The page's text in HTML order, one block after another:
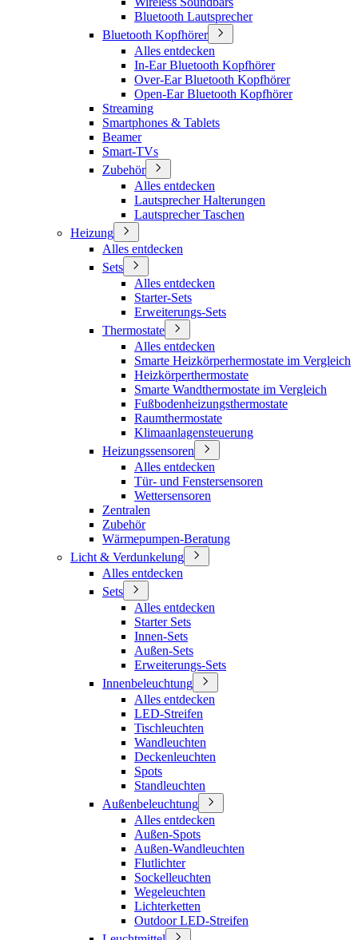
Bluetooth Lautsprecher
Bluetooth Kopfhörer
Alles entdecken
In-Ear Bluetooth Kopfhörer
Over-Ear Bluetooth Kopfhörer
Open-Ear Bluetooth Kopfhörer
Streaming
Smartphones & Tablets
Beamer
Smart-TVs
Zubehör
Alles entdecken
Lautsprecher Halterungen
Lautsprecher Taschen
Heizung
Alles entdecken
Sets
Alles entdecken
Starter-Sets
Erweiterungs-Sets
Thermostate
Alles entdecken
Smarte Heizkörperhermostate im Vergleich
Heizkörperthermostate
Smarte Wandthermostate im Vergleich
Fußbodenheizungsthermostate
Raumthermostate
Klimaanlagensteuerung
Heizungssensoren
Alles entdecken
Tür- und Fenstersensoren
Wettersensoren
Zentralen
Zubehör
Wärmepumpen-Beratung
Licht & Verdunkelung
Alles entdecken
Sets
Alles entdecken
Starter Sets
Innen-Sets
Außen-Sets
Erweiterungs-Sets
Innenbeleuchtung
Alles entdecken
LED-Streifen
Tischleuchten
Wandleuchten
Deckenleuchten
Spots
Standleuchten
Außenbeleuchtung
Alles entdecken
Außen-Spots
Außen-Wandleuchten
Flutlichter
Sockelleuchten
Wegeleuchten
Lichterketten
Outdoor LED-Streifen